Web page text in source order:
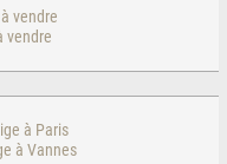
vendre
vendre
à Paris
à Vannes